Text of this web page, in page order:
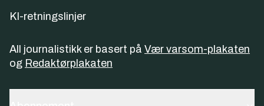
KI-retningslinjer
All journalistikk er basert på Vær varsom-plakaten
og Redaktørplakaten